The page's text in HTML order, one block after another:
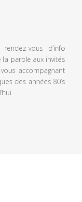
vous d’info
parole aux invités
accompagnant
des années 80’s